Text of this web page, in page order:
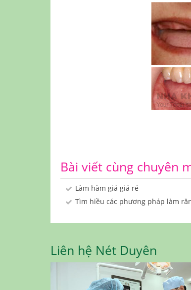
Bài viết cùng chuyên
Làm hàm giả giá rẻ
Tìm hiều các phương pháp làm
Liên hệ Nét Duyên